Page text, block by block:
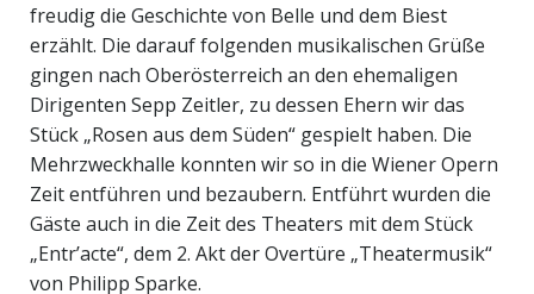
freudig die Geschichte von Belle und dem Biest
erzählt. Die darauf folgenden musikalischen Grüße
gingen nach Oberösterreich an den ehemaligen
Dirigenten Sepp Zeitler, zu dessen Ehern wir das
Stück „Rosen aus dem Süden“ gespielt haben. Die
Mehrzweckhalle konnten wir so in die Wiener Opern
Zeit entführen und bezaubern. Entführt wurden die
Gäste auch in die Zeit des Theaters mit dem Stück
„Entr’acte“, dem 2. Akt der Overtüre „Theatermusik“
von Philipp Sparke.